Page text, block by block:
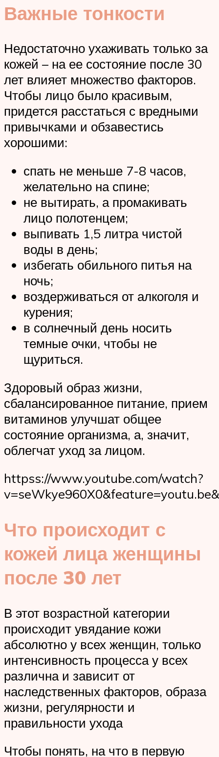
Важные тонкости
Недостаточно ухаживать только за
кожей – на ее состояние после 30
лет влияет множество факторов.
Чтобы лицо было красивым,
придется расстаться с вредными
привычками и обзавестись
хорошими:
спать не меньше 7-8 часов,
желательно на спине;
не вытирать, а промакивать
лицо полотенцем;
выпивать 1,5 литра чистой
воды в день;
избегать обильного питья на
ночь;
воздерживаться от алкоголя и
курения;
в солнечный день носить
темные очки, чтобы не
щуриться.
Здоровый образ жизни,
сбалансированное питание, прием
витаминов улучшат общее
состояние организма, а, значит,
облегчат уход за лицом.
httpss://www.youtube.com/watch?
Что происходит с
кожей лица женщины
после 30 лет
В этот возрастной категории
происходит увядание кожи
абсолютно у всех женщин, только
интенсивность процесса у всех
различна и зависит от
наследственных факторов, образа
жизни, регулярности и
правильности ухода
Чтобы понять, на что в первую